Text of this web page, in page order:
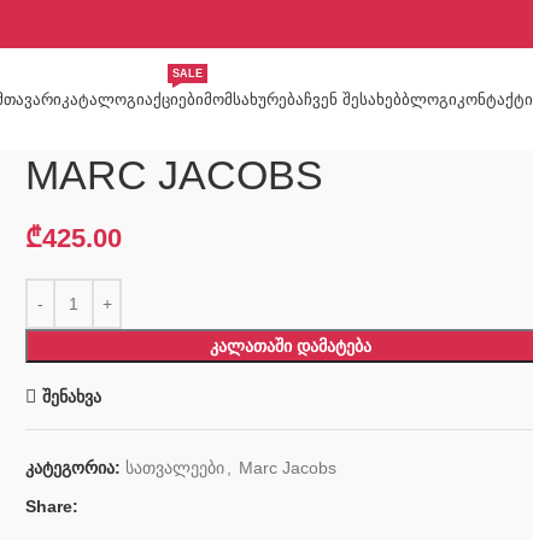
ᲙᲐᲢᲐᲚᲝᲒᲘᲐᲥᲪᲘᲔᲑᲘ
SALE
ᲛᲝᲛᲡᲐᲮᲣᲠᲔᲑᲐᲩᲕᲔᲜ ᲨᲔᲡᲐᲮᲔᲑᲑᲚᲝᲒᲘᲙᲝᲜᲢᲐᲥᲢᲘ
MARC JACOBS
₾425.00
ᲙᲐᲚᲐᲗᲐᲨᲘ ᲓᲐᲛᲐᲢᲔᲑᲐ
შენახვა
კატეგორია: სათვალეები
Marc Jacobs
Share: